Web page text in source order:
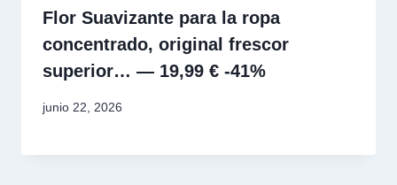
Flor Suavizante para la ropa
concentrado, original frescor
superior… — 19,99 € -41%
junio 22, 2026